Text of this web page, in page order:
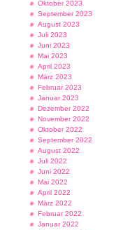
Oktober 2023
September 2023
August 2023
Juli 2023
Juni 2023
Mai 2023
April 2023
März 2023
Februar 2023
Januar 2023
Dezember 2022
November 2022
Oktober 2022
September 2022
August 2022
Juli 2022
Juni 2022
Mai 2022
April 2022
März 2022
Februar 2022
Januar 2022